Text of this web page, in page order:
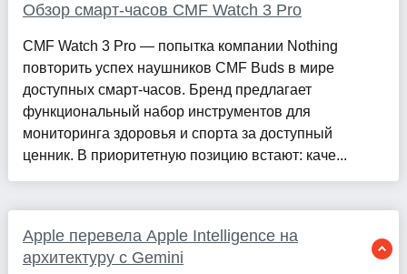
Обзор смарт-часов CMF Watch 3 Pro
CMF Watch 3 Pro — попытка компании Nothing
повторить успех наушников CMF Buds в мире
доступных смарт-часов. Бренд предлагает
функциональный набор инструментов для
мониторинга здоровья и спорта за доступный
ценник. В приоритетную позицию встают: каче...
Apple перевела Apple Intelligence на
архитектуру с Gemini